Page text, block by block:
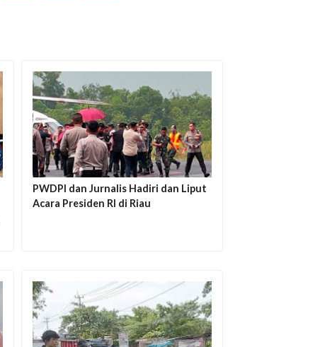
PWDPI dan Jurnalis Hadiri dan Liput
Acara Presiden RI di Riau